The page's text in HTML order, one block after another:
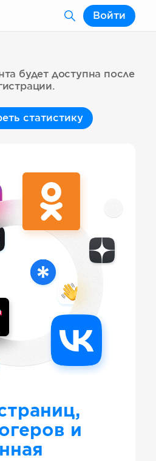
Войти
будет доступна после
статистику
и